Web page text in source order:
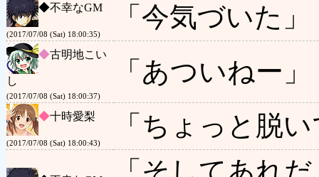
◆不幸なGM
(2017/07/08 (Sat) 18:00:35)
「今気づいた」
◆古明地こい
し
(2017/07/08 (Sat) 18:00:37)
「あついねー」
◆十時愛梨
(2017/07/08 (Sat) 18:00:43)
「ちょっと脱